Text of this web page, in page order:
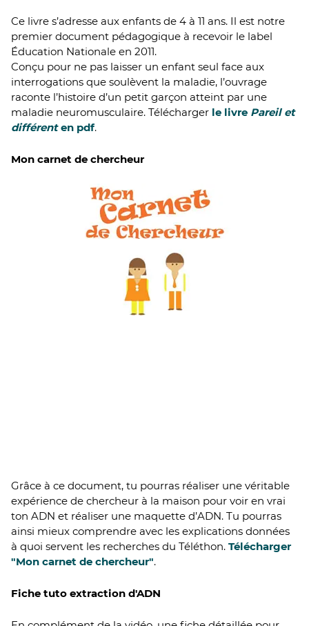
Ce livre s’adresse aux enfants de 4 à 11 ans. Il est notre
premier document pédagogique à recevoir le label
Éducation Nationale en 2011.
Conçu pour ne pas laisser un enfant seul face aux
interrogations que soulèvent la maladie, l’ouvrage
raconte l’histoire d’un petit garçon atteint par une
maladie neuromusculaire. Télécharger le livre Pareil et
différenten pdf.
Mon carnet de chercheur
Grâce à ce document, tu pourras réaliser une véritable
expérience de chercheur à la maison pour voir en vrai
ton ADN et réaliser une maquette d’ADN. Tu pourras
ainsi mieux comprendre avec les explications données
à quoi servent les recherches du Téléthon. Télécharger
"Mon carnet de chercheur".
Fiche tuto extraction d'ADN